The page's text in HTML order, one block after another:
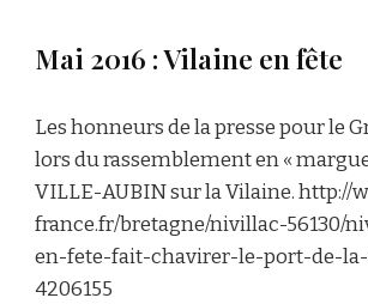
Mai 2016 : Vilaine en fête
Les honneurs de la presse pour le
lors du rassemblement en «
VILLE-AUBIN sur la Vilaine. http://
france.fr/bretagne/nivillac-56130/
en-fete-fait-chavirer-le-port-de-
4206155